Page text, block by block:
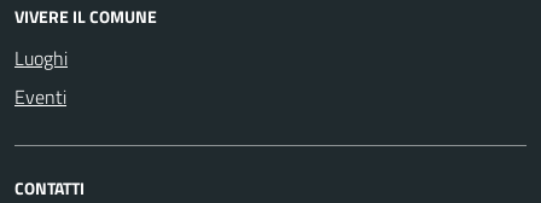
VIVERE IL COMUNE
Luoghi
Eventi
CONTATTI